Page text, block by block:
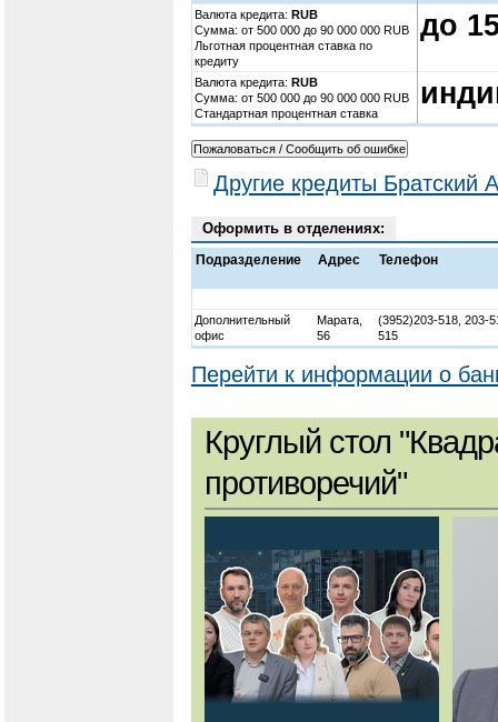
Валюта кредита: RUB
Cумма: от 500 000 до 90 000 000 RUB
Льготная процентная ставка по
кредиту
до
Валюта кредита: RUB
Cумма: от 500 000 до 90 000 000 RUB
Стандартная процентная ставка
Другие кредиты Братский
Оформить в отделениях:
Подразделение Адрес Телефон
Дополнительный
офис
Марата,
56
(3952)203-518, 203-
515
Перейти к информации о
Круглый стол
противоречий"